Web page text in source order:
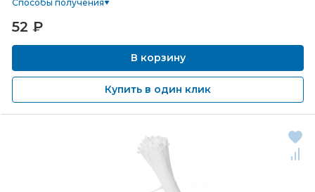
Способы получения
52 ₽
В корзину
Купить в один клик